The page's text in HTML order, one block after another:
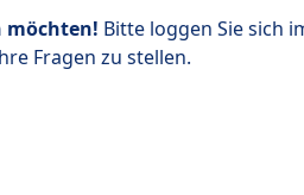
möchten! Bitte loggen Sie sich
Fragen zu stellen.